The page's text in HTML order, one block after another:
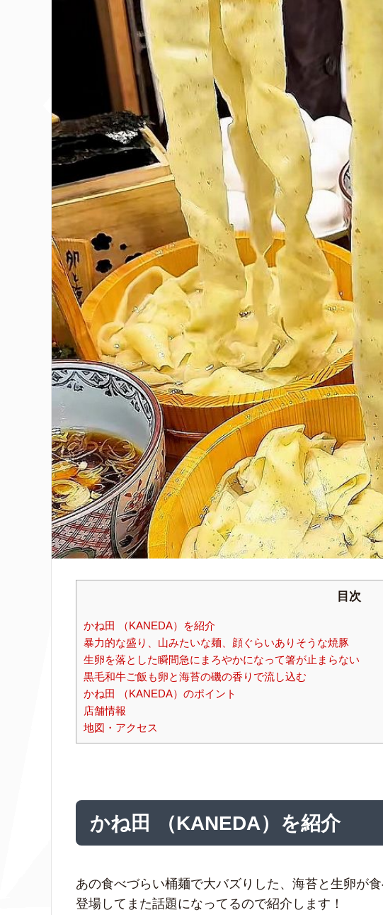
目次
かね田 （KANEDA）を紹介
暴力的な盛り、山みたいな麺、顔ぐらいありそうな焼豚
生卵を落とした瞬間急にまろやかになって箸が止まらない
黒毛和牛ご飯も卵と海苔の磯の香りで流し込む
かね田 （KANEDA）のポイント
店舗情報
地図・アクセス
かね田 （KANEDA）を紹介
あの食べづらい桶麺で大バズりした、海苔と生卵が
登場してまた話題になってるので紹介します！